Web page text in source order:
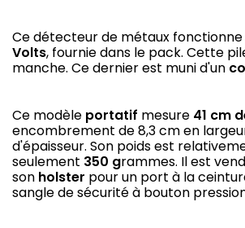
Ce détecteur de métaux
Volts, fournie dans le pack. Cette
manche. Ce dernier est muni d'un
Ce modèle portatif mesure 41 cm
encombrement de 8,3 cm en
d'épaisseur. Son poids est
seulement 350 grammes. Il est
son holster pour un port à la
sangle de sécurité à bouton